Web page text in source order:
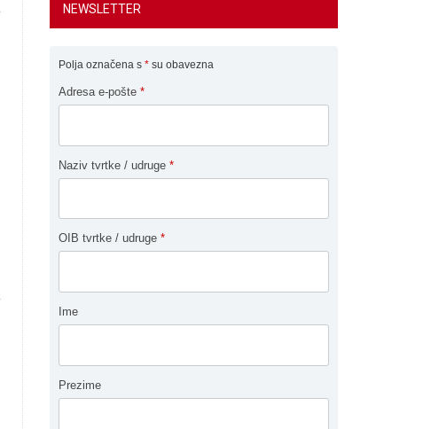
NEWSLETTER
Polja označena s * su obavezna
Adresa e-pošte *
Naziv tvrtke / udruge *
OIB tvrtke / udruge *
Ime
Prezime